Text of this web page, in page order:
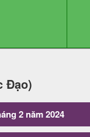
Đạo)
2 năm 2024